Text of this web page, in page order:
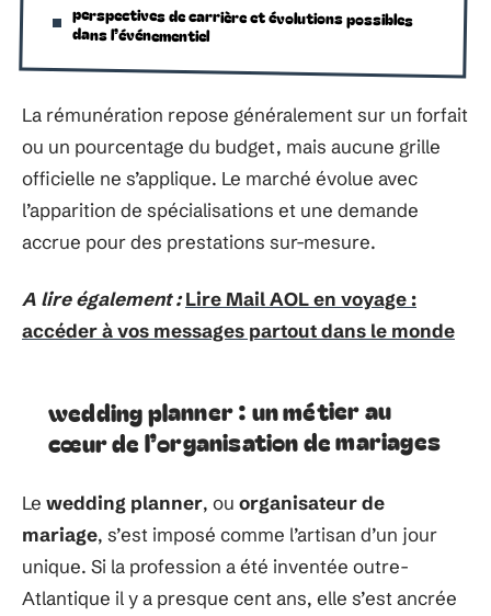
perspectives de carrière et évolutions possibles
dans l’événementiel
La rémunération repose généralement sur un forfait
ou un pourcentage du budget, mais aucune grille
officielle ne s’applique. Le marché évolue avec
l’apparition de spécialisations et une demande
accrue pour des prestations sur-mesure.
A lire également : Lire Mail AOL en voyage :
accéder à vos messages partout dans le monde
wedding planner : un métier au
cœur de l’organisation de mariages
Le wedding planner, ou organisateur de
mariage, s’est imposé comme l’artisan d’un jour
unique. Si la profession a été inventée outre-
Atlantique il y a presque cent ans, elle s’est ancrée